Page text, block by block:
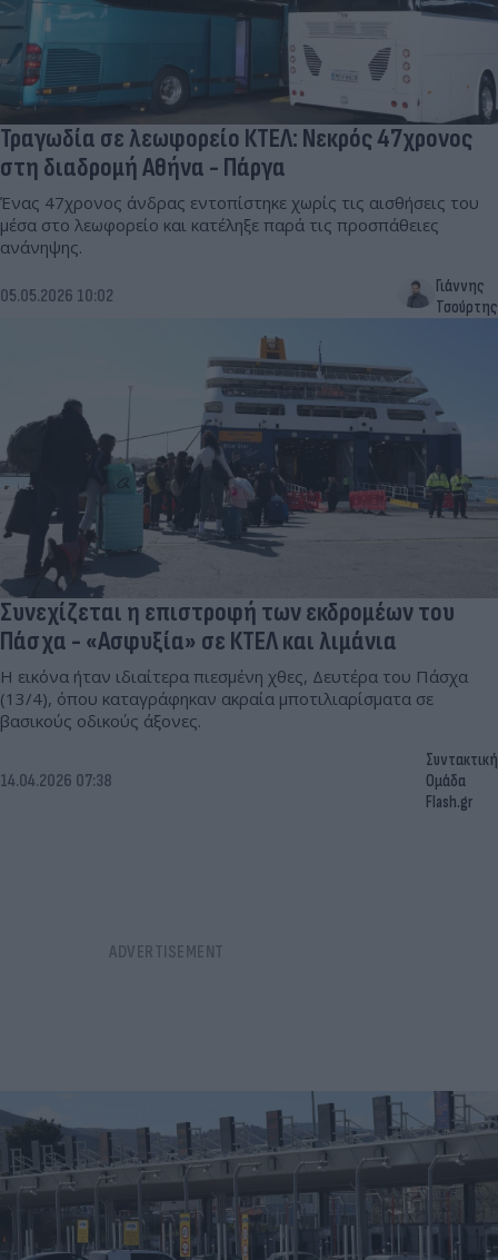
Τραγωδία σε λεωφορείο ΚΤΕΛ: Νεκρός 47χρονος
στη διαδρομή Αθήνα - Πάργα
Ένας 47χρονος άνδρας εντοπίστηκε χωρίς τις αισθήσεις του
μέσα στο λεωφορείο και κατέληξε παρά τις προσπάθειες
ανάνηψης.
05.05.2026 10:02
Γιάννης
Τσούρτης
Συνεχίζεται η επιστροφή των εκδρομέων του
Πάσχα - «Ασφυξία» σε ΚΤΕΛ και λιμάνια
Η εικόνα ήταν ιδιαίτερα πιεσμένη χθες, Δευτέρα του Πάσχα
(13/4), όπου καταγράφηκαν ακραία μποτιλιαρίσματα σε
βασικούς οδικούς άξονες.
14.04.2026 07:38
Συντακτική
Ομάδα
Flash.gr